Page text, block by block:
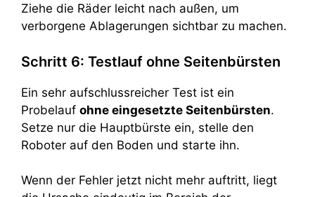
Ziehe die Räder leicht nach außen, um
verborgene Ablagerungen sichtbar zu machen.
Schritt 6: Testlauf ohne Seitenbürsten
Ein sehr aufschlussreicher Test ist ein
Probelauf ohne eingesetzte Seitenbürsten.
Setze nur die Hauptbürste ein, stelle den
Roboter auf den Boden und starte ihn.
Wenn der Fehler jetzt nicht mehr auftritt, liegt